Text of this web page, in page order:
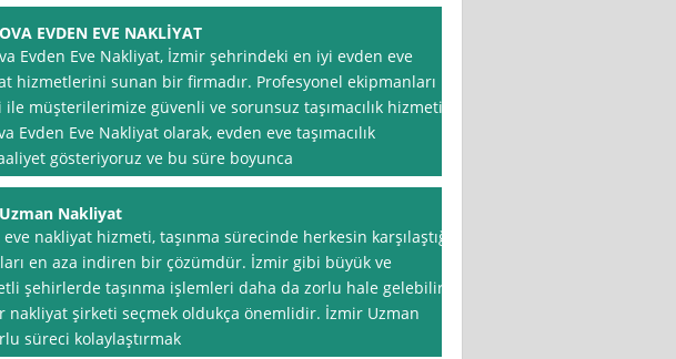
EVDEN EVE NAKLİYAT
Evden Eve Nakliyat, İzmir şehrindeki en iyi evden eve
hizmetlerini sunan bir firmadır. Profesyonel ekipmanları
müşterilerimize güvenli ve sorunsuz taşımacılık hizmeti
Evden Eve Nakliyat olarak, evden eve taşımacılık
gösteriyoruz ve bu süre boyunca
Nakliyat
eve nakliyat hizmeti, taşınma sürecinde herkesin karşılaştığı
en aza indiren bir çözümdür. İzmir gibi büyük ve
şehirlerde taşınma işlemleri daha da zorlu hale gelebilir.
nakliyat şirketi seçmek oldukça önemlidir. İzmir Uzman
süreci kolaylaştırmak